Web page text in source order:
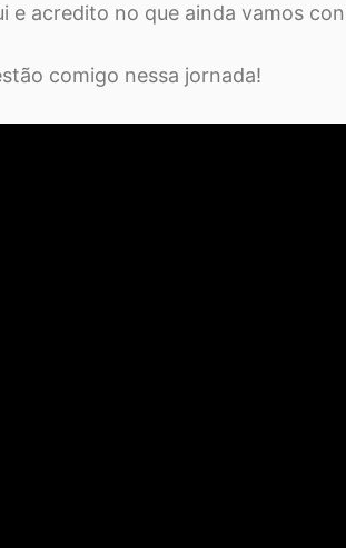
e acredito no que ainda vamos
comigo nessa jornada!